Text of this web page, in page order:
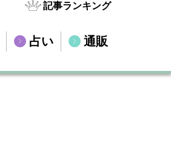
記事ランキング
占い 通販